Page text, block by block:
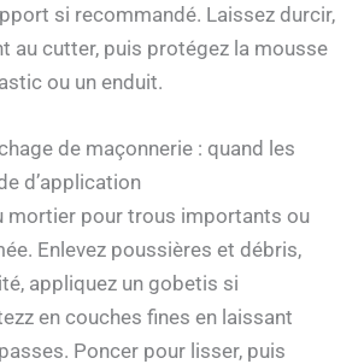
si recommandé. Laissez durcir,
au cutter, puis protégez la mousse
ou un enduit.
de maçonnerie : quand les
d’application
mortier pour trous importants ou
Enlevez poussières et débris,
appliquez un gobetis si
en couches fines en laissant
Poncer pour lisser, puis